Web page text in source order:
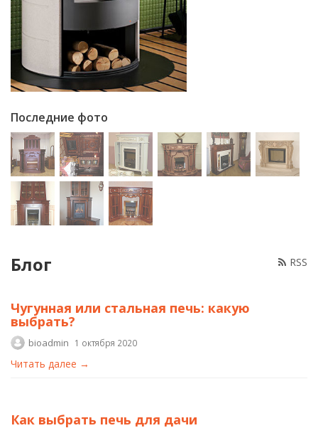
Последние фото
RSS
Блог
Чугунная или стальная печь: какую
выбрать?
bioadmin 1 октября 2020
Читать далее →
Как выбрать печь для дачи